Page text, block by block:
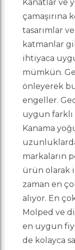
Kanatlar ve
çamaşırına
tasarımlar
katmanlar
ihtiyaca
mümkün.
önleyerek
engeller.
uygun farklı
Kanama
markaların
ürün olarak
zaman en
alıyor. En
Molped ve
en uygun
de kolayca